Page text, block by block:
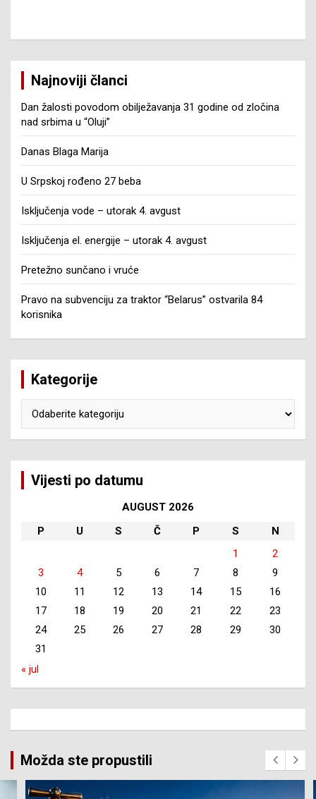
Najnoviji članci
Dan žalosti povodom obilježavanja 31 godine od zločina
nad srbima u “Oluji”
Danas Blaga Marija
U Srpskoj rođeno 27 beba
Isključenja vode – utorak 4. avgust
Isključenja el. energije – utorak 4. avgust
Pretežno sunčano i vruće
Pravo na subvenciju za traktor “Belarus” ostvarila 84
korisnika
Kategorije
Vijesti po datumu
AUGUST 2026
P
U S Č P S
N
1
2
3
4 5 6 7 8
9
10
11 12 13 14 15
16
17
18 19 20 21 22
23
24
25 26 27 28 29
30
31
« jul
Možda ste propustili